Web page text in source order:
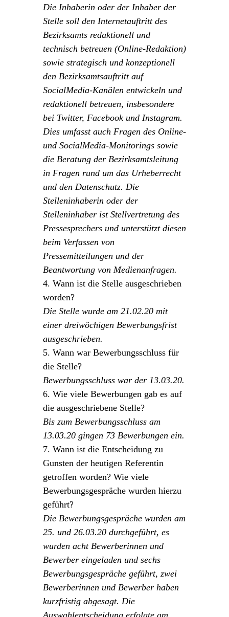
Die Inhaberin oder der Inhaber der
Stelle soll den Internetauftritt des
Bezirksamts redaktionell und
technisch betreuen (Online-Redaktion)
sowie strategisch und konzeptionell
den Bezirksamtsauftritt auf
SocialMedia-Kanälen entwickeln und
redaktionell betreuen, insbesondere
bei Twitter, Facebook und Instagram.
Dies umfasst auch Fragen des Online-
und SocialMedia-Monitorings sowie
die Beratung der Bezirksamtsleitung
in Fragen rund um das Urheberrecht
und den Datenschutz. Die
Stelleninhaberin oder der
Stelleninhaber ist Stellvertretung des
Pressesprechers und unterstützt diesen
beim Verfassen von
Pressemitteilungen und der
Beantwortung von Medienanfragen.
4. Wann ist die Stelle ausgeschrieben
worden?
Die Stelle wurde am 21.02.20 mit
einer dreiwöchigen Bewerbungsfrist
ausgeschrieben.
5. Wann war Bewerbungsschluss für
die Stelle?
Bewerbungsschluss war der 13.03.20.
6. Wie viele Bewerbungen gab es auf
die ausgeschriebene Stelle?
Bis zum Bewerbungsschluss am
13.03.20 gingen 73 Bewerbungen ein.
7. Wann ist die Entscheidung zu
Gunsten der heutigen Referentin
getroffen worden? Wie viele
Bewerbungsgespräche wurden hierzu
geführt?
Die Bewerbungsgespräche wurden am
25. und 26.03.20 durchgeführt, es
wurden acht Bewerberinnen und
Bewerber eingeladen und sechs
Bewerbungsgespräche geführt, zwei
Bewerberinnen und Bewerber haben
kurzfristig abgesagt. Die